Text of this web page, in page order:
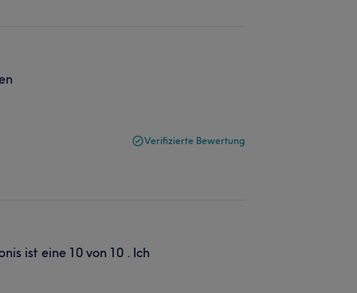
Verifizierte Bewertung
ist eine 10 von 10 . Ich